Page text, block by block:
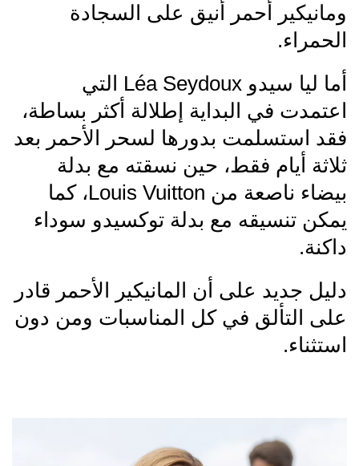
ومانيكير أحمر أنيق على السجادة
الحمراء.
أما ليا سيدو Léa Seydoux التي
اعتمدت في البداية إطلالة أكثر بساطة،
فقد استسلمت بدورها لسحر الأحمر بعد
ثلاثة أيام فقط، حين نسقته مع بدلة
بيضاء ناصعة من Louis Vuitton، كما
يمكن تنسيقه مع بدلة توكسيدو سوداء
داكنة.
دليل جديد على أن المانيكير الأحمر قادر
على التألق في كل المناسبات ومن دون
استثناء.